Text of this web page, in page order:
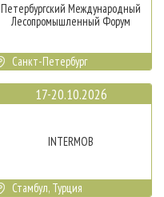
Петербургский Международный
Лесопромышленный Форум
Санкт-Петербург
17-20.10.2026
INTERMOB
Стамбул, Турция